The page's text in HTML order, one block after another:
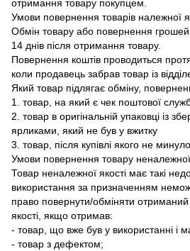
отримання товару покупцем.
Умови повернення товарів належної
Обмін товару або повернення
14 днів після отримання товару.
Повернення коштів проводиться
коли продавець забрав товар із
Який товар підлягає обміну,
1. товар, на який є чек поштової
2. товар в оригінальній упаковці із
ярликами, який не був у вжитку
3. товар, після купівлі якого не
Умови повернення товару неналежної
Товар неналежної якості має такі
використання за призначенням
право повернути/обміняти
якості, якщо отримав:
- товар, що вже був у використанні і
- товар з дефектом;